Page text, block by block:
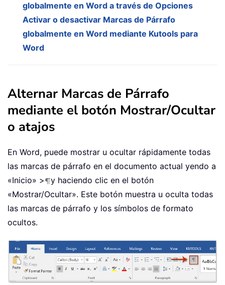
globalmente en Word a través de Opciones
Activar o desactivar Marcas de Párrafo
globalmente en Word mediante Kutools para
Word
Alternar Marcas de Párrafo
mediante el botón Mostrar/Ocultar
o atajos
En Word, puede mostrar u ocultar rápidamente todas
las marcas de párrafo en el documento actual yendo a
«Inicio» >
y haciendo clic en el botón
«Mostrar/Ocultar». Este botón muestra u oculta todas
las marcas de párrafo y los símbolos de formato
ocultos.